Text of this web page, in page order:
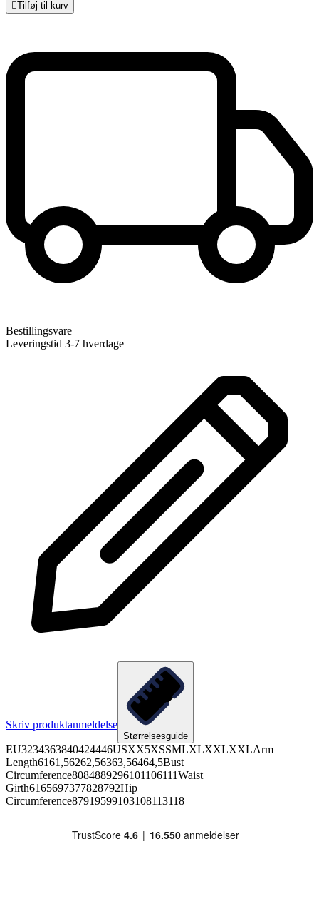
Tilføj til kurv
Bestillingsvare
Leveringstid 3-7 hverdage
Skriv produktanmeldelse
Størrelsesguide
EU3234363840424446USXX5XSSMLXLXXLXXLArm
Length6161,56262,56363,56464,5Bust
Circumference8084889296101106111Waist
Girth6165697377828792Hip
Circumference87919599103108113118